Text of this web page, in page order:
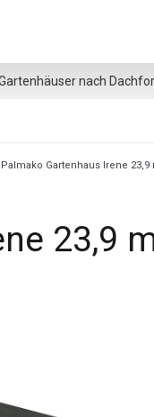
nach
Palmako Gartenhaus Irene
23,9